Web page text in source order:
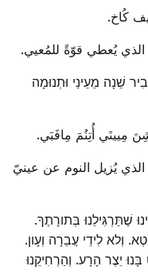
كُاخ.
الذي يُعطي قوّةً للمُعيي.
שֵׁנָה מֵעֵינַי וּתְנוּמָה
مِيينَي أُتِنُمَ مِافَبَي.
الذي يُزيل النوم عن عينيّ
שֶׁתַּרְגִּילֵנוּ בְּתורָתֶךָ.
וְלא לִידֵי עֲבֵרָה וְעָון.
בָּנוּ יֵצֶר הָרָע. וְהַרְחִיקֵנוּ